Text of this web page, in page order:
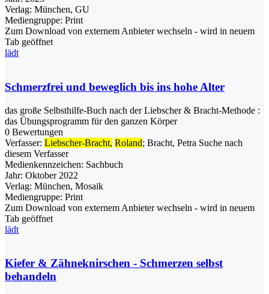
Verlag: München, GU
Mediengruppe: Print
Zum Download von externem Anbieter wechseln - wird in neuem
Tab geöffnet
lädt
Schmerzfrei und beweglich bis ins hohe Alter
das große Selbsthilfe-Buch nach der Liebscher & Bracht-Methode :
das Übungsprogramm für den ganzen Körper
0 Bewertungen
Verfasser: Liebscher-Bracht, Roland; Bracht, Petra Suche nach
diesem Verfasser
Medienkennzeichen: Sachbuch
Jahr: Oktober 2022
Verlag: München, Mosaik
Mediengruppe: Print
Zum Download von externem Anbieter wechseln - wird in neuem
Tab geöffnet
lädt
Kiefer & Zähneknirschen - Schmerzen selbst
behandeln